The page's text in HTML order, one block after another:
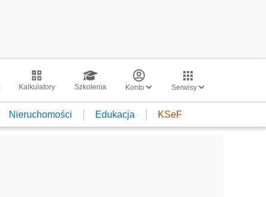
Kalkulatory Szkolenia Konto Serwisy
Nieruchomości Edukacja KSeF